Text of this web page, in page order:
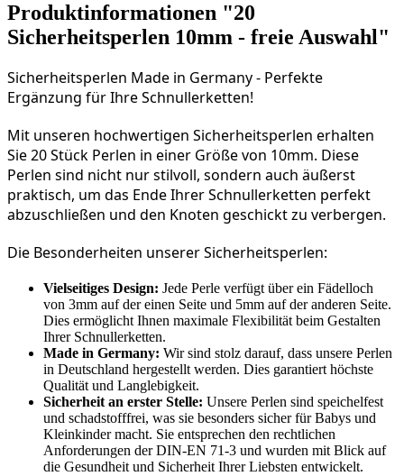
Produktinformationen "20
Sicherheitsperlen 10mm - freie Auswahl"
Sicherheitsperlen Made in Germany - Perfekte
Ergänzung für Ihre Schnullerketten!
Mit unseren hochwertigen Sicherheitsperlen erhalten
Sie 20 Stück Perlen in einer Größe von 10mm. Diese
Perlen sind nicht nur stilvoll, sondern auch äußerst
praktisch, um das Ende Ihrer Schnullerketten perfekt
abzuschließen und den Knoten geschickt zu verbergen.
Die Besonderheiten unserer Sicherheitsperlen:
Vielseitiges Design: Jede Perle verfügt über ein Fädelloch
von 3mm auf der einen Seite und 5mm auf der anderen Seite.
Dies ermöglicht Ihnen maximale Flexibilität beim Gestalten
Ihrer Schnullerketten.
Made in Germany: Wir sind stolz darauf, dass unsere Perlen
in Deutschland hergestellt werden. Dies garantiert höchste
Qualität und Langlebigkeit.
Sicherheit an erster Stelle: Unsere Perlen sind speichelfest
und schadstofffrei, was sie besonders sicher für Babys und
Kleinkinder macht. Sie entsprechen den rechtlichen
Anforderungen der DIN-EN 71-3 und wurden mit Blick auf
die Gesundheit und Sicherheit Ihrer Liebsten entwickelt.